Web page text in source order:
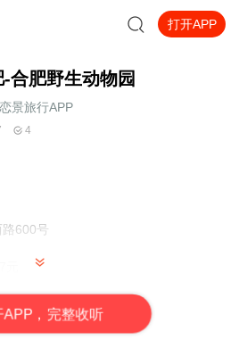
打开APP
-合肥野生动物园
恋景旅行APP
4
600号
APP，完整收听